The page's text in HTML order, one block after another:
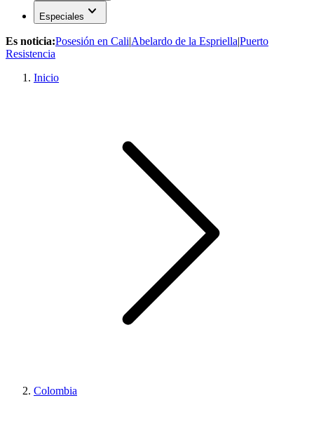
Especiales expand_more
Es noticia:Posesión en Cali|Abelardo de la Espriella|Puerto
Resistencia
Inicio
Colombia